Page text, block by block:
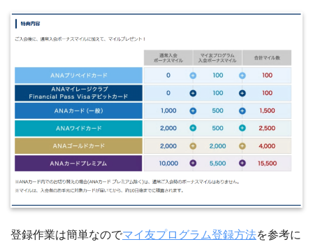
登録作業は簡単なのでマイ友プログラム登録方法を参考に